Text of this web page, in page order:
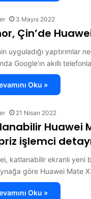
3 Mayıs 2022
Çin’de
uyguladığı yaptırımlar
Google'ın akıllı
Oku »
21 Nisan 2022
Huawei
işlemci
katlanabilir ekranlı yeni
göre Huawei Mate
Oku »